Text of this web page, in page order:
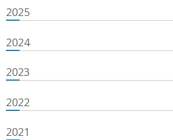
2025
2024
2023
2022
2021